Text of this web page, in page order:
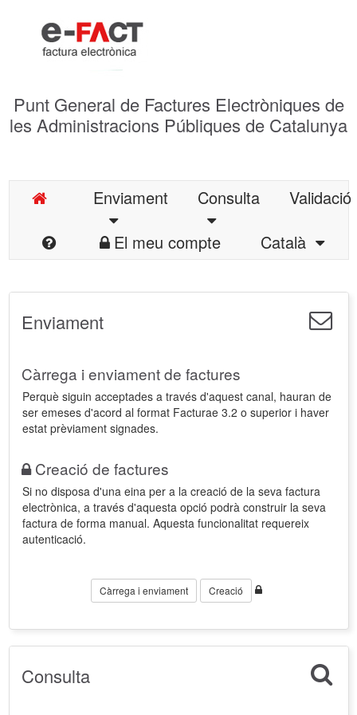
Punt General de Factures Electròniques de
les Administracions Públiques de Catalunya
Enviament Consulta
Validació
El meu compte
Català
Enviament
Càrrega i enviament de factures
Perquè siguin acceptades a través d'aquest canal, hauran de
ser emeses d'acord al format Facturae 3.2 o superior i haver
estat prèviament signades.
Creació de factures
Si no disposa d'una eina per a la creació de la seva factura
electrònica, a través d'aquesta opció podrà construir la seva
factura de forma manual. Aquesta funcionalitat requereix
autenticació.
Càrrega i enviament Creació
Consulta